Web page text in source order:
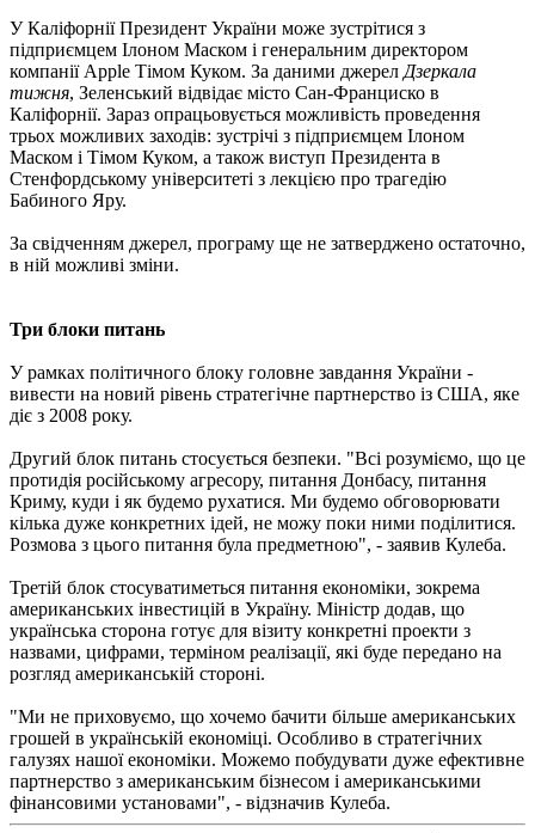
У Каліфорнії Президент України може зустрітися з
підприємцем Ілоном Маском і генеральним директором
компанії Apple Тімом Куком. За даними джерел Дзеркала
тижня, Зеленський відвідає місто Сан-Франциско в
Каліфорнії. Зараз опрацьовується можливість проведення
трьох можливих заходів: зустрічі з підприємцем Ілоном
Маском і Тімом Куком, а також виступ Президента в
Стенфордському університеті з лекцією про трагедію
Бабиного Яру.
За свідченням джерел, програму ще не затверджено остаточно,
в ній можливі зміни.
Три блоки питань
У рамках політичного блоку головне завдання України -
вивести на новий рівень стратегічне партнерство із США, яке
діє з 2008 року.
Другий блок питань стосується безпеки. "Всі розуміємо, що це
протидія російському агресору, питання Донбасу, питання
Криму, куди і як будемо рухатися. Ми будемо обговорювати
кілька дуже конкретних ідей, не можу поки ними поділитися.
Розмова з цього питання була предметною", - заявив Кулеба.
Третій блок стосуватиметься питання економіки, зокрема
американських інвестицій в Україну. Міністр додав, що
українська сторона готує для візиту конкретні проекти з
назвами, цифрами, терміном реалізації, які буде передано на
розгляд американській стороні.
"Ми не приховуємо, що хочемо бачити більше американських
грошей в українській економіці. Особливо в стратегічних
галузях нашої економіки. Можемо побудувати дуже ефективне
партнерство з американським бізнесом і американськими
фінансовими установами", - відзначив Кулеба.